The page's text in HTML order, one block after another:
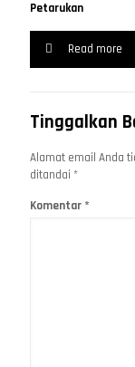
Petarukan
Read more
Tinggalkan
Alamat email Anda
ditandai *
Komentar *